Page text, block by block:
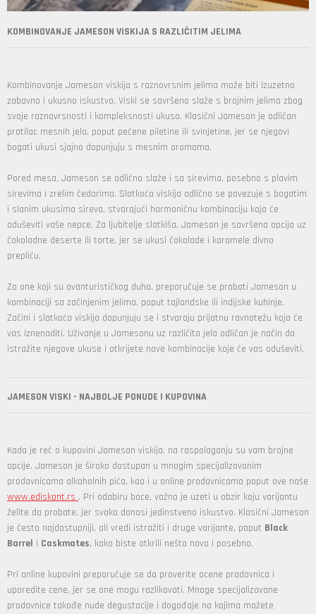
KOMBINOVANJE JAMESON VISKIJA S RAZLIČITIM JELIMA
Kombinovanje Jameson viskija s raznovrsnim jelima može biti izuzetno
zabavno i ukusno iskustvo. Viski se savršeno slaže s brojnim jelima zbog
svoje raznovrsnosti i kompleksnosti ukusa. Klasični Jameson je odličan
pratilac mesnih jela, poput pečene piletine ili svinjetine, jer se njegovi
bogati ukusi sjajno dopunjuju s mesnim aromama.
Pored mesa, Jameson se odlično slaže i sa sirevima, posebno s plavim
sirevima i zrelim čedarima. Slatkoća viskija odlično se povezuje s bogatim
i slanim ukusima sireva, stvarajući harmoničnu kombinaciju koja će
oduševiti vaše nepce. Za ljubitelje slatkiša, Jameson je savršena opcija uz
čokoladne deserte ili torte, jer se ukusi čokolade i karamele divno
prepliću.
Za one koji su avanturističkog duha, preporučuje se probati Jameson u
kombinaciji sa začinjenim jelima, poput tajlandske ili indijske kuhinje.
Začini i slatkoća viskija dopunjuju se i stvaraju prijatnu ravnotežu koja će
vas iznenaditi. Uživanje u Jamesonu uz različita jela odličan je način da
istražite njegove ukuse i otkrijete nove kombinacije koje će vas oduševiti.
JAMESON VISKI - NAJBOLJE PONUDE I KUPOVINA
Kada je reč o kupovini Jameson viskija, na raspolaganju su vam brojne
opcije. Jameson je široko dostupan u mnogim specijalizovanim
prodavnicama alkoholnih pića, kao i u online prodavnicama poput ove naše
www.ediskont.rs . Pri odabiru boce, važno je uzeti u obzir koju varijantu
želite da probate, jer svaka donosi jedinstveno iskustvo. Klasični Jameson
je često najdostupniji, ali vredi istražiti i druge varijante, poput Black
Barrel i Caskmates, kako biste otkrili nešto novo i posebno.
Pri online kupovini preporučuje se da proverite ocene prodavnica i
uporedite cene, jer se one mogu razlikovati. Mnoge specijalizovane
prodavnice takođe nude degustacije i događaje na kojima možete